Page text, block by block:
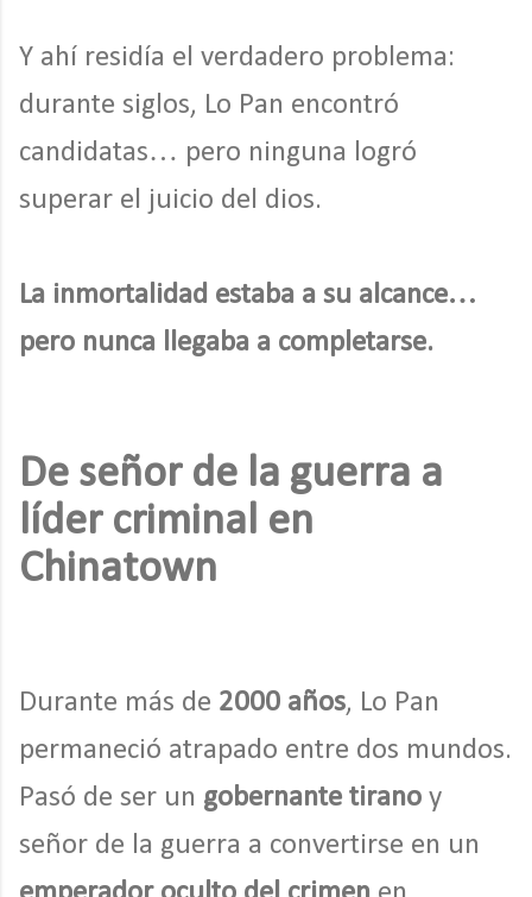
Y ahí residía el verdadero problema:
durante siglos, Lo Pan encontró
candidatas… pero ninguna logró
superar el juicio del dios.
La inmortalidad estaba a su alcance…
pero nunca llegaba a completarse.
De señor de la guerra a
líder criminal en
Chinatown
Durante más de 2000 años, Lo Pan
permaneció atrapado entre dos mundos.
Pasó de ser un gobernante tirano y
señor de la guerra a convertirse en un